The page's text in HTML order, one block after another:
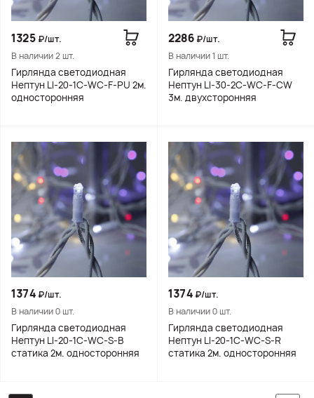
1325 ₽/шт.
В наличии 2 шт.
Гирлянда светодиодная
Нептун LI-20-1C-WC-F-PU 2м.
односторонняя
2286 ₽/шт.
В наличии 1 шт.
Гирлянда светодиодная
Нептун LI-30-2C-WC-F-СW
3м. двухсторонняя
1374 ₽/шт.
В наличии 0 шт.
Гирлянда светодиодная
Нептун LI-20-1C-WC-S-B
статика 2м. односторонняя
1374 ₽/шт.
В наличии 0 шт.
Гирлянда светодиодная
Нептун LI-20-1C-WC-S-R
статика 2м. односторонняя